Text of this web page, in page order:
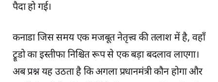
पैदा हो गई।
कनाडा जिस समय एक मजबूत नेतृत्त्व की तलाश में है, वहाँ
ट्रूडो का इस्तीफा निश्चित रूप से एक बड़ा बदलाव लाएगा।
अब प्रश्न यह उठता है कि अगला प्रधानमंत्री कौन होगा और